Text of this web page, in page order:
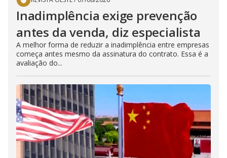
Inadimplência exige prevenção
antes da venda, diz especialista
A melhor forma de reduzir a inadimplência entre empresas
começa antes mesmo da assinatura do contrato. Essa é a
avaliação do...